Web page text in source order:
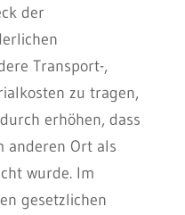
der
Transport-,
zu tragen,
erhöhen, dass
anderen Ort als
wurde. Im
gesetzlichen